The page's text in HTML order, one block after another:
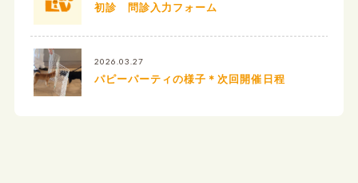
初診 問診入力フォーム
2026.03.27
パピーパーティの様子＊次回開催日程